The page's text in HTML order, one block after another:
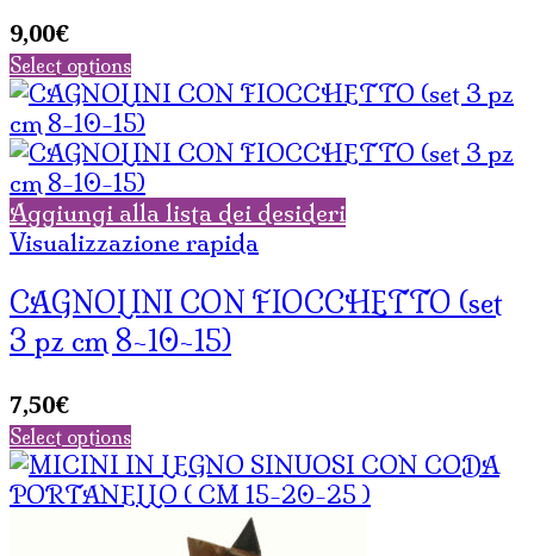
9,00€
Select options
Aggiungi alla lista dei desideri
Visualizzazione rapida
CAGNOLINI CON FIOCCHETTO (set
3 pz cm 8-10-15)
7,50€
Select options